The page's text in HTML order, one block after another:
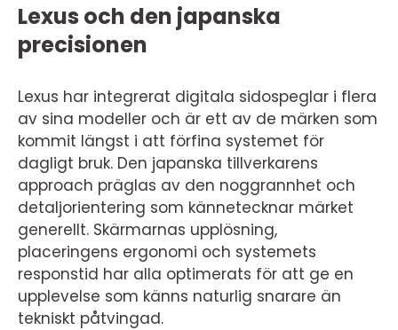
Lexus och den japanska
precisionen
Lexus har integrerat digitala sidospeglar i flera
av sina modeller och är ett av de märken som
kommit längst i att förfina systemet för
dagligt bruk. Den japanska tillverkarens
approach präglas av den noggrannhet och
detaljorientering som kännetecknar märket
generellt. Skärmarnas upplösning,
placeringens ergonomi och systemets
responstid har alla optimerats för att ge en
upplevelse som känns naturlig snarare än
tekniskt påtvingad.